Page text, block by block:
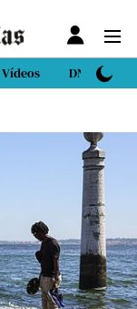
Vídeos DN Sport